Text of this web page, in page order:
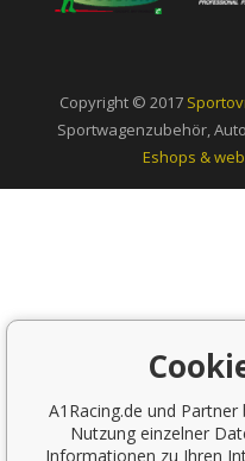
Copyright © 2017
Sportwagenzubehör,
Eshops &
A1Racing.de und
Nutzung einzelner
Informationen zu Ihren